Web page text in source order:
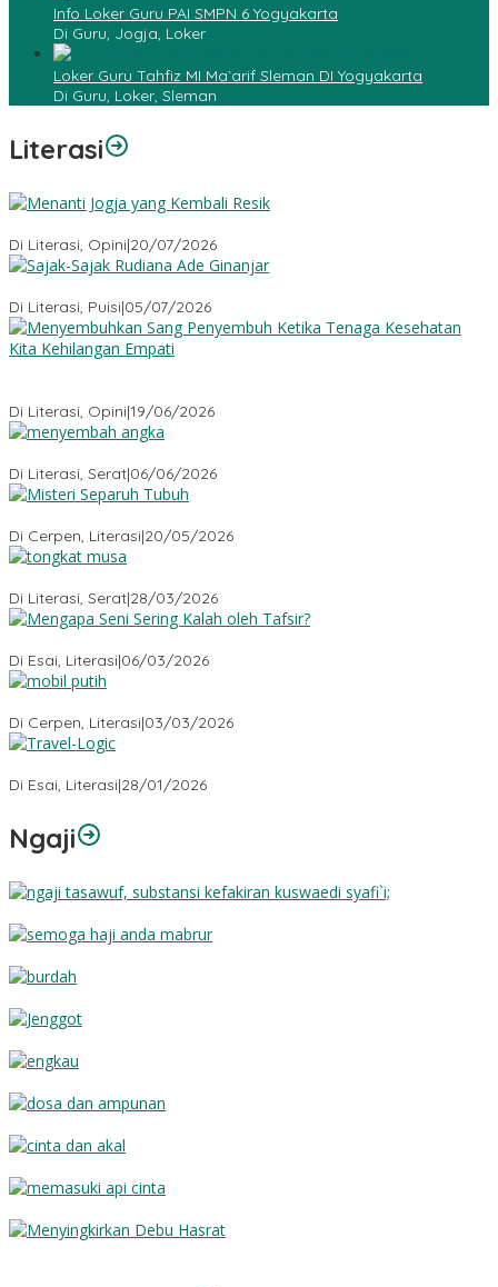
Info Loker Guru PAI SMPN 6 Yogyakarta
Di Guru, Jogja, Loker
Loker Guru Tahfiz MI Ma`arif Sleman DI Yogyakarta
Di Guru, Loker, Sleman
Literasi
Di Literasi, Opini|20/07/2026
Di Literasi, Puisi|05/07/2026
Di Literasi, Opini|19/06/2026
Di Literasi, Serat|06/06/2026
Di Cerpen, Literasi|20/05/2026
Di Literasi, Serat|28/03/2026
Di Esai, Literasi|06/03/2026
Di Cerpen, Literasi|03/03/2026
Di Esai, Literasi|28/01/2026
Ngaji